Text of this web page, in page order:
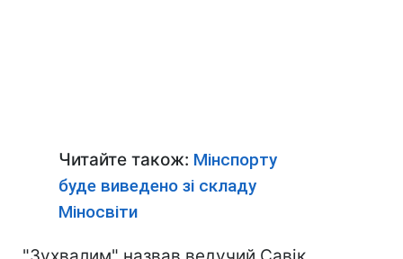
Читайте також: Мінспорту
буде виведено зі складу
Міносвіти